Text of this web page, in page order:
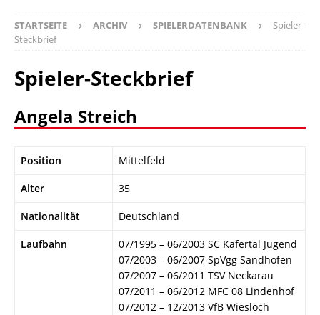
STARTSEITE ARCHIV SPIELERDATENBANK
Spieler-
Steckbrief
Spieler-Steckbrief
Angela Streich
Position Mittelfeld
Alter 35
Nationalität Deutschland
Laufbahn
07/1995 – 06/2003 SC Käfertal Jugend
07/2003 – 06/2007 SpVgg Sandhofen
07/2007 – 06/2011 TSV Neckarau
07/2011 – 06/2012 MFC 08 Lindenhof
07/2012 – 12/2013 VfB Wiesloch